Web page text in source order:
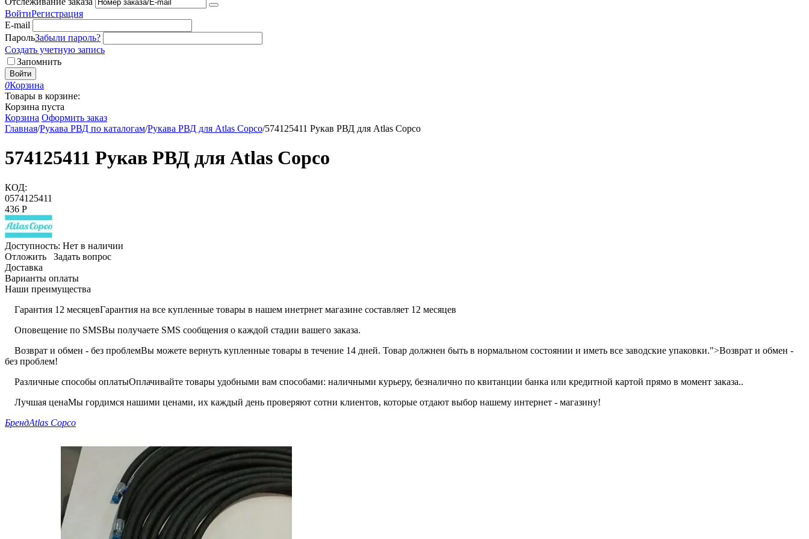
ВойтиРегистрация
E-mail
ПарольЗабыли пароль?
Создать учетную запись
Запомнить
Войти
0Корзина
Товары в корзине:
Корзина пуста
Корзина Оформить заказ
Главная/Рукава РВД по каталогам/Рукава РВД для Atlas Copco/574125411 Рукав РВД для Atlas Copco
574125411 Рукав РВД для Atlas Copco
КОД:
0574125411
‍436‍ Р
Доступность: Нет в наличии
Отложить
Задать вопрос
Доставка
Варианты оплаты
Наши преимущества
Гарантия 12 месяцевГарантия на все купленные товары в нашем инетрнет магазине составляет 12 месяцев
Оповещение по SMSВы получаете SMS сообщения о каждой стадии вашего заказа.
Возврат и обмен - без проблемВы можете вернуть купленные товары в течение 14 дней. Товар должнен быть в нормальном состоянии и иметь все заводские упаковки.">Возврат и обмен -
без проблем!
Различные способы оплатыОплачивайте товары удобными вам способами: наличными курьеру, безналично по квитанции банка или кредитной картой прямо в момент заказа..
Лучшая ценаМы гордимся нашими ценами, их каждый день проверяют сотни клиентов, которые отдают выбор нашему интернет - магазину!
БрендAtlas Copco